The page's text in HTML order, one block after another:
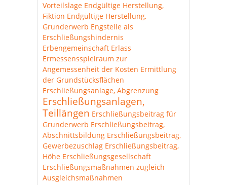
Vorteilslage Endgültige Herstellung,
Fiktion Endgültige Herstellung,
Grunderwerb Engstelle als
Erschließungshindernis
Erbengemeinschaft Erlass
Ermessensspielraum zur
Angemessenheit der Kosten Ermittlung
der Grundstücksflächen
Erschließungsanlage, Abgrenzung
Erschließungsanlagen,
Teillängen Erschließungsbeitrag für
Grunderwerb Erschließungsbeitrag,
Abschnittsbildung Erschließungsbeitrag,
Gewerbezuschlag Erschließungsbeitrag,
Höhe Erschließungsgesellschaft
Erschließungsmaßnahmen zugleich
Ausgleichsmaßnahmen